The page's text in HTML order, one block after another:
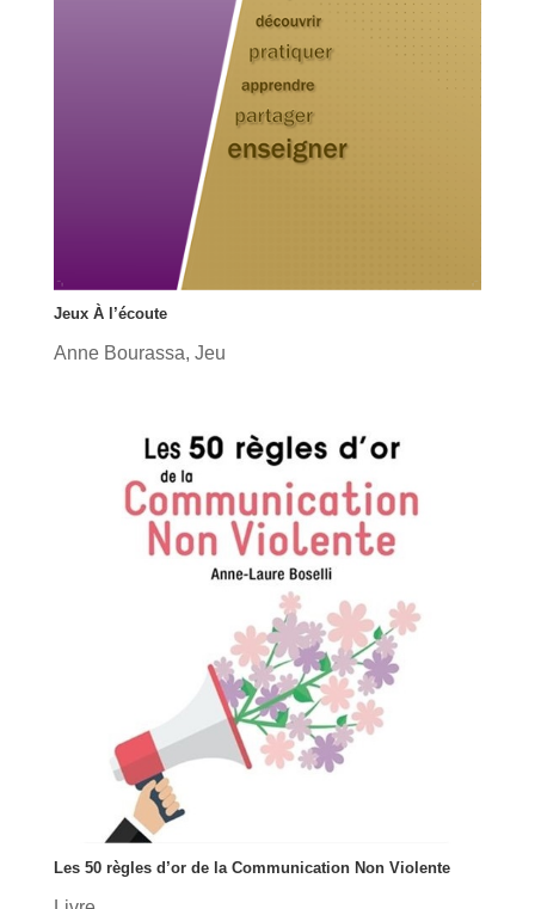
Jeux À l’écoute
Anne Bourassa, Jeu
Les 50 règles d’or de la Communication Non Violente